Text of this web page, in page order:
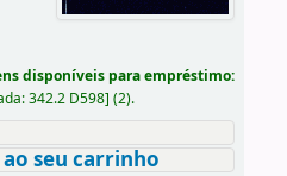
disponíveis para empréstimo:
342.2 D598] (2).
seu carrinho